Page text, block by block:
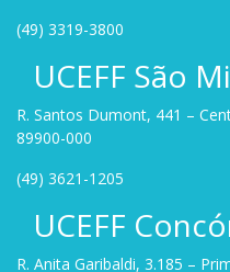
(49) 3319-3800
UCEFF São
R. Santos Dumont, 441 –
89900-000
(49) 3621-1205
UCEFF
R. Anita Garibaldi, 3.185 –